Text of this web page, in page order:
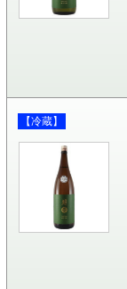
【冷蔵】